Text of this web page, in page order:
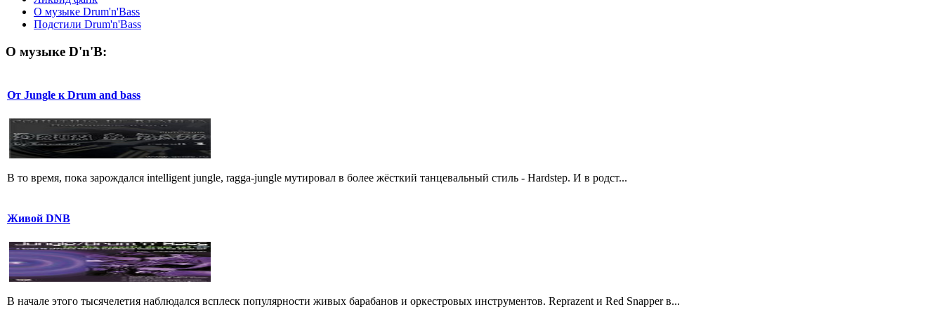
О музыке Drum'n'Bass
Подстили Drum'n'Bass
О музыке D'n'B:
От Jungle к Drum and bass
В то время, пока зарождался intelligent jungle, ragga-jungle мутировал в более жёсткий танцевальный стиль - Hardstep. И в родст...
Живой DNB
В начале этого тысячелетия наблюдался всплеск популярности живых барабанов и оркестровых инструментов. Reprazent и Red Snapper в...